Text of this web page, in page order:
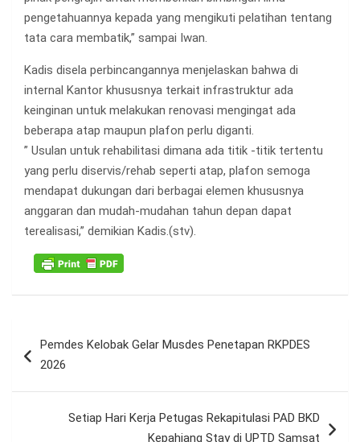
pengetahuannya kepada yang mengikuti pelatihan tentang
tata cara membatik,” sampai Iwan.
Kadis disela perbincangannya menjelaskan bahwa di
internal Kantor khususnya terkait infrastruktur ada
keinginan untuk melakukan renovasi mengingat ada
beberapa atap maupun plafon perlu diganti.
” Usulan untuk rehabilitasi dimana ada titik -titik tertentu
yang perlu diservis/rehab seperti atap, plafon semoga
mendapat dukungan dari berbagai elemen khususnya
anggaran dan mudah-mudahan tahun depan dapat
terealisasi,” demikian Kadis.(stv).
posPemdes Kelobak Gelar Musdes Penetapan RKPDES
2026
Setiap Hari Kerja Petugas Rekapitulasi PAD BKD
Kepahiang Stay di UPTD Samsat